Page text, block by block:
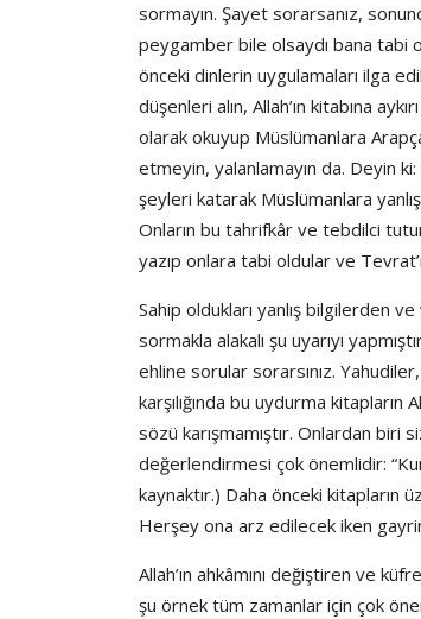
sormayın. Şayet sorarsanız,
peygamber bile olsaydı bana tabi
önceki dinlerin uygulamaları ilga
düşenleri alın, Allah’ın kitabına
olarak okuyup Müslümanlara
etmeyin, yalanlamayın da. Deyin
şeyleri katarak Müslümanlara
Onların bu tahrifkâr ve tebdilci
yazıp onlara tabi oldular ve
Sahip oldukları yanlış bilgilerden
sormakla alakalı şu uyarıyı
ehline sorular sorarsınız.
karşılığında bu uydurma kitapların
sözü karışmamıştır. Onlardan biri
değerlendirmesi çok önemlidir:
kaynaktır.) Daha önceki kitapların
Herşey ona arz edilecek iken
Allah’ın ahkâmını değiştiren ve
şu örnek tüm zamanlar için çok